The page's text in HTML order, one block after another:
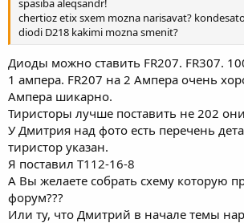
spasiba aleqsandr!
chertioz etix sxem mozna narisavat?
diodi D218 kakimi mozna smenit?
Диоды можно ставить FR207. FR307.
1 ампера. FR207 на 2 Ампера очень
Ампера шикарно.
Тиристоры лучше поставить не 202
У Дмитрия над фото есть перечень
тиристор указан.
Я поставил Т112-16-8
А Вы желаете собрать схему которую
форум???
Или ту, что Дмитрий в начале темы